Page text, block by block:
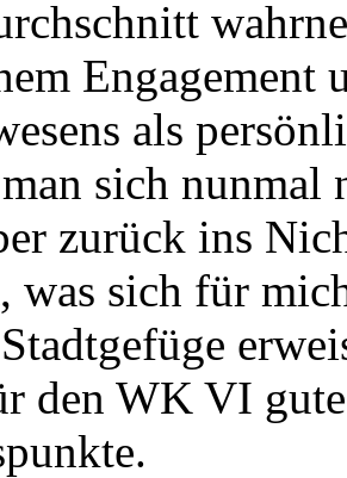
Engagement
als
sich nunmal
zurück ins
was sich für
den WK VI